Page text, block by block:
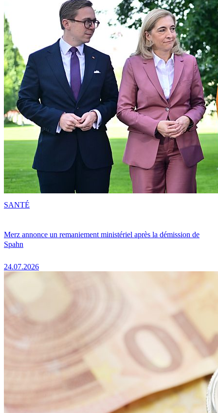
Merz annonce un remaniement ministériel après la démission de
Spahn
24.07.2026
SANTÉ